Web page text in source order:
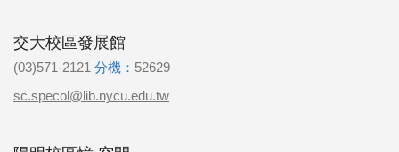
交大校區發展館
(03)571-2121 分機： 52629
sc.specol@lib.nycu.edu.tw